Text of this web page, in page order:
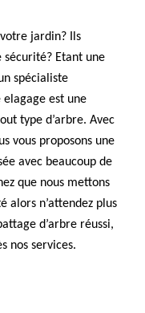
jardin? Ils
Etant une
spécialiste
est une
type d’arbre. Avec
vous proposons une
avec beaucoup de
que nous mettons
alors n’attendez plus
d’arbre réussi,
nos services.